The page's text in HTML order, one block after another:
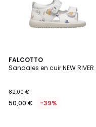
FALCOTTO
Sandales en cuir NEW RIVER
82,00 €
50,00 € -39%